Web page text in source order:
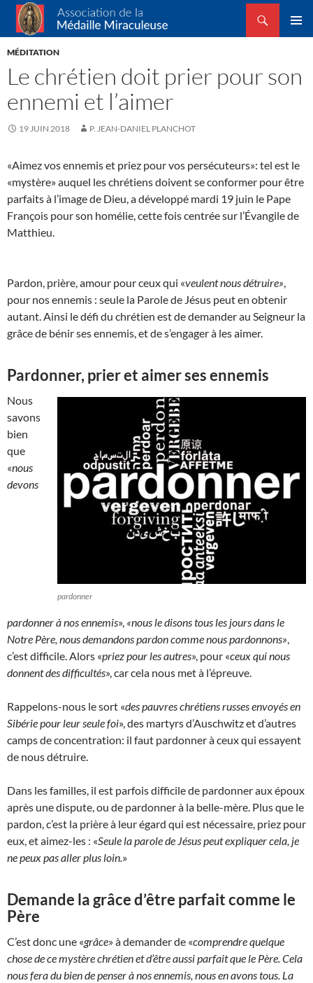
Association de la Médaille Miraculeuse
Recherche
ALLER
AU
MÉDITATION
Le chrétien doit prier pour son
ennemi et l’aimer
19 JUIN 2018 P. JEAN-DANIEL PLANCHOT
«Aimez vos ennemis et priez pour vos persécuteurs»: tel est le
«mystère» auquel les chrétiens doivent se conformer pour être
parfaits à l’image de Dieu, a développé mardi 19 juin le Pape
François pour son homélie, cette fois centrée sur l’Évangile de
Matthieu.
Pardon, prière, amour pour ceux qui «veulent nous détruire»,
pour nos ennemis : seule la Parole de Jésus peut en obtenir
autant. Ainsi le défi du chrétien est de demander au Seigneur la
grâce de bénir ses ennemis, et de s’engager à les aimer.
Pardonner, prier et aimer ses ennemis
pardonner
Nous
savons
bien
que
«nous
devons
pardonner à nos ennemis», «nous le disons tous les jours dans le
Notre Père, nous demandons pardon comme nous pardonnons»,
c’est difficile. Alors «priez pour les autres», pour «ceux qui nous
donnent des difficultés», car cela nous met à l’épreuve.
Rappelons-nous le sort «des pauvres chrétiens russes envoyés en
Sibérie pour leur seule foi», des martyrs d’Auschwitz et d’autres
camps de concentration: il faut pardonner à ceux qui essayent
de nous détruire.
Dans les familles, il est parfois difficile de pardonner aux époux
après une dispute, ou de pardonner à la belle-mère. Plus que le
pardon, c’est la prière à leur égard qui est nécessaire, priez pour
eux, et aimez-les : «Seule la parole de Jésus peut expliquer cela, je
ne peux pas aller plus loin.»
Demande la grâce d’être parfait comme le
Père
C’est donc une «grâce» à demander de «comprendre quelque
chose de ce mystère chrétien et d’être aussi parfait que le Père. Cela
nous fera du bien de penser à nos ennemis, nous en avons tous. La